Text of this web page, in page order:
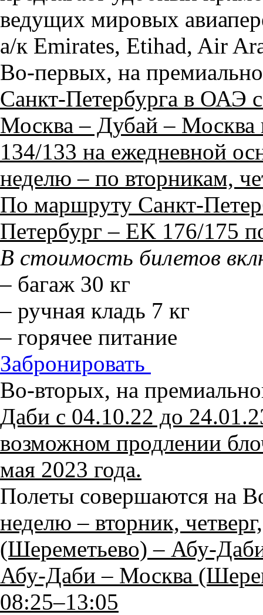
ведущих мировых
а/к Emirates, Etihad, Air
Во-первых, на
Санкт-Петербурга в ОАЭ
Москва – Дубай – Москва
134/133 на ежедневной
неделю – по вторникам,
По маршруту Санкт-
Петербург – EK 176/175
В стоимость билетов
– багаж 30 кг
– ручная кладь 7 кг
– горячее питание
Забронировать
Во-вторых, на
Даби с 04.10.22 до
возможном продлении
мая 2023 года.
Полеты совершаются на
неделю – вторник,
(Шереметьево) – Абу-
Абу-Даби – Москва
08:25–13:05